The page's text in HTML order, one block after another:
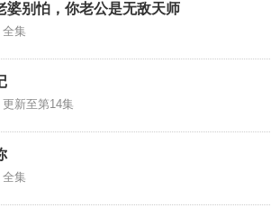
婆别怕，你老公是无敌天师
全集
更新至第14集
全集